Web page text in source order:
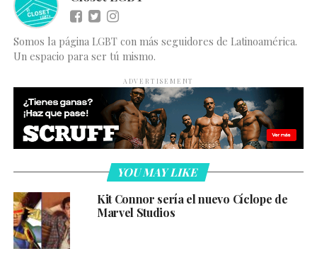
Somos la página LGBT con más seguidores de Latinoamérica.
Un espacio para ser tú mismo.
ADVERTISEMENT
YOU MAY LIKE
Kit Connor sería el nuevo Cíclope de
Marvel Studios